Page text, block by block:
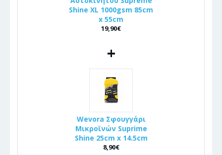
Shine XL 1000gsm 85cm
x 55cm
19,90€
+
Wevora Σφουγγάρι
Μικροϊνών Suprime
Shine 25cm x 14.5cm
8,90€